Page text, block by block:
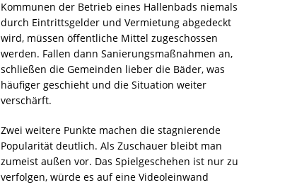
Kommunen der Betrieb eines Hallenbads niemals
durch Eintrittsgelder und Vermietung abgedeckt
wird, müssen öffentliche Mittel zugeschossen
werden. Fallen dann Sanierungsmaßnahmen an,
schließen die Gemeinden lieber die Bäder, was
häufiger geschieht und die Situation weiter
verschärft.
Zwei weitere Punkte machen die stagnierende
Popularität deutlich. Als Zuschauer bleibt man
zumeist außen vor. Das Spielgeschehen ist nur zu
verfolgen, würde es auf eine Videoleinwand